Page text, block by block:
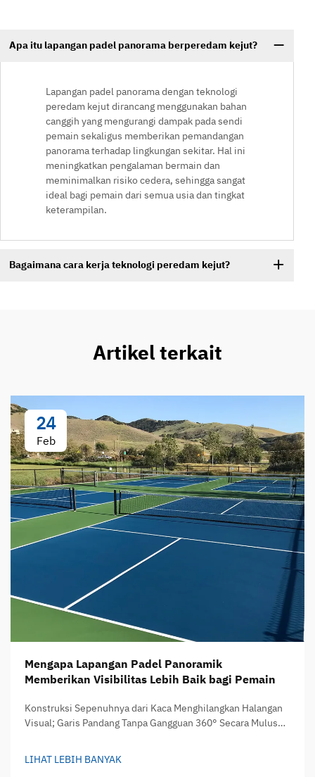
Apa itu lapangan padel panorama berperedam kejut?
Lapangan padel panorama dengan teknologi
peredam kejut dirancang menggunakan bahan
canggih yang mengurangi dampak pada sendi
pemain sekaligus memberikan pemandangan
panorama terhadap lingkungan sekitar. Hal ini
meningkatkan pengalaman bermain dan
meminimalkan risiko cedera, sehingga sangat
ideal bagi pemain dari semua usia dan tingkat
keterampilan.
Bagaimana cara kerja teknologi peredam kejut?
Artikel terkait
24
Feb
Mengapa Lapangan Padel Panoramik
Memberikan Visibilitas Lebih Baik bagi Pemain
Konstruksi Sepenuhnya dari Kaca Menghilangkan Halangan
Visual; Garis Pandang Tanpa Gangguan 360° Secara Mulus
yang mengganggu dan struktur penyangga besar dengan
LIHAT LEBIH BANYAK